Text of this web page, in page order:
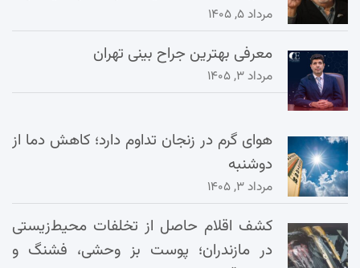
مرداد ۵, ۱۴۰۵
معرفی بهترین جراح بینی تهران
مرداد ۳, ۱۴۰۵
هوای گرم در زنجان تداوم دارد؛ کاهش دما از
دوشنبه
مرداد ۳, ۱۴۰۵
کشف اقلام حاصل از تخلفات محیط‌زیستی
در مازندران؛ پوست بز وحشی، فشنگ و